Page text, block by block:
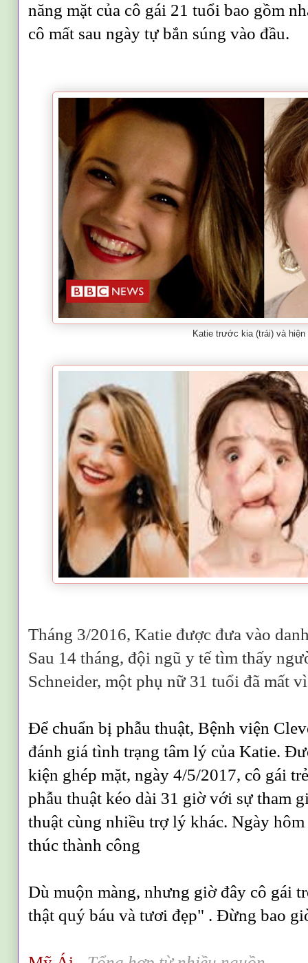
năng mặt của cô gái 21 tuổi bao gồm
cô mất sau ngày tự bắn súng vào đầu.
Katie trước kia (trái) và
Tháng 3/2016, Katie được đưa vào
Sau 14 tháng, đội ngũ y tế tìm thấy
Schneider, một phụ nữ 31 tuổi đã mất
Để chuẩn bị phẫu thuật, Bệnh viện
đánh giá tình trạng tâm lý của Katie.
kiện ghép mặt, ngày 4/5/2017, cô gái
phẫu thuật kéo dài 31 giờ với sự tham
thuật cùng nhiều trợ lý khác. Ngày hôm
thúc thành công
Dù muộn màng, nhưng giờ đây cô gái
thật quý báu và tươi đẹp" . Đừng bao